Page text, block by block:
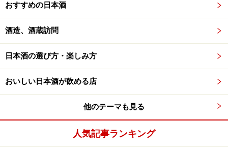
おすすめの日本酒
酒造、酒蔵訪問
日本酒の選び方・楽しみ方
おいしい日本酒が飲める店
他のテーマも見る
人気記事ランキング